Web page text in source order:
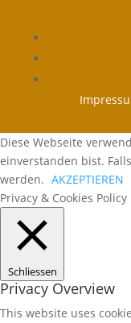
Diese Webseite
einverstanden bist.
werden. AKZEPTIEREN
Privacy & Cookies Policy
Schliessen
Privacy Overview
This website uses